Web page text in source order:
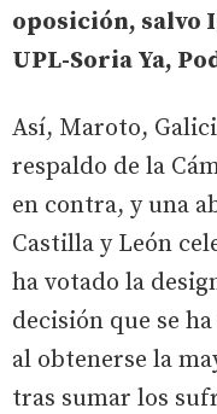
oposición, salvo
UPL-Soria Ya,
Así, Maroto,
respaldo de la
en contra, y una
Castilla y León
ha votado la
decisión que se
al obtenerse la
tras sumar los